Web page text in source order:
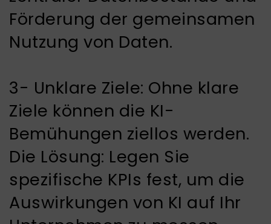
Förderung der gemeinsamen
Nutzung von Daten.
3- Unklare Ziele: Ohne klare
Ziele können die KI-
Bemühungen ziellos werden.
Die Lösung: Legen Sie
spezifische KPIs fest, um die
Auswirkungen von KI auf Ihr